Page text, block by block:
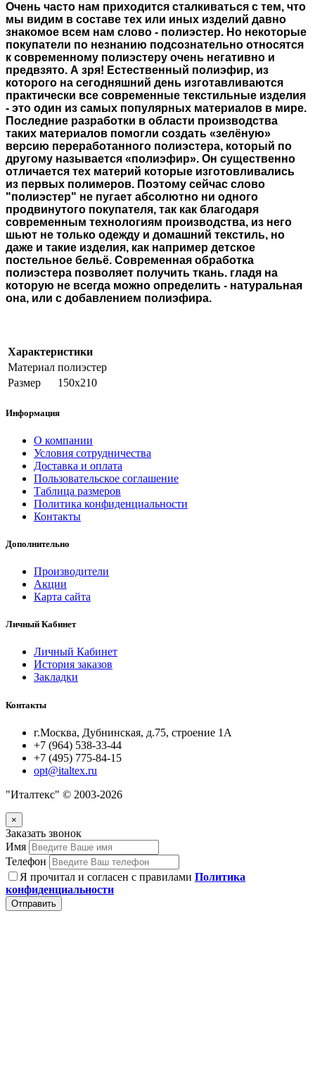
Очень часто нам приходится сталкиваться с тем, что
мы видим в составе тех или иных изделий давно
знакомое всем нам слово - полиэстер. Но некоторые
покупатели по незнанию подсознательно относятся
к современному полиэстеру очень негативно и
предвзято. А зря! Естественный полиэфир, из
которого на сегодняшний день изготавливаются
практически все современные текстильные изделия
- это один из самых популярных материалов в мире.
Последние разработки в области производства
таких материалов помогли создать «зелёную»
версию переработанного полиэстера, который по
другому называется «полиэфир». Он существенно
отличается тех материй которые изготовливались
из первых полимеров. Поэтому сейчас слово
"полиэстер" не пугает абсолютно ни одного
продвинутого покупателя, так как благодаря
современным технологиям производства, из него
шьют не только одежду и домашний текстиль, но
даже и такие изделия, как например детское
постельное бельё. Современная обработка
полиэстера позволяет получить ткань. гладя на
которую не всегда можно определить - натуральная
она, или с добавлением полиэфира.
Характеристики
Материал полиэстер
Размер
150х210
Информация
О компании
Условия сотрудничества
Доставка и оплата
Пользовательское соглашение
Таблица размеров
Политика конфиденциальности
Контакты
Дополнительно
Производители
Акции
Карта сайта
Личный Кабинет
Личный Кабинет
История заказов
Закладки
Контакты
г.Москва, Дубнинская, д.75, строение 1А
+7 (964) 538-33-44
+7 (495) 775-84-15
opt@italtex.ru
"Италтекс" © 2003-2026
×
Заказать звонок
Имя
Телефон
Я прочитал и согласен с правилами Политика
конфиденциальности
Отправить